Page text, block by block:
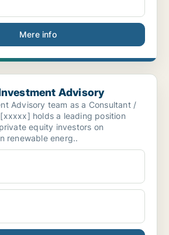
Mere info
Advisory
Advisory
Advisory team as a Consultant /
holds a leading position
equity investors on
renewable energ..